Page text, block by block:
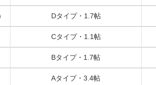
Dタイプ・1.7帖
Cタイプ・1.1帖
Bタイプ・1.7帖
Aタイプ・3.4帖